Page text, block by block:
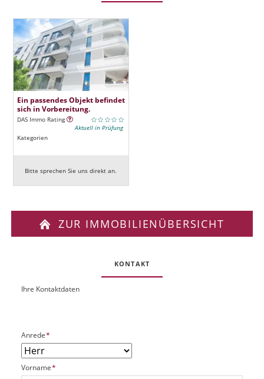
Ein passendes Objekt befindet
sich in Vorbereitung.
DAS Immo Rating
Aktuell in Prüfung
Kategorien
Bitte sprechen Sie uns direkt an.
ZUR IMMOBILIENÜBERSICHT
KONTAKT
O
k
P
UIhre Kontaktdaten
P
f
l
i
Anrede*
P
Vorname*